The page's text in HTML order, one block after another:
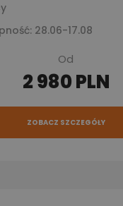
28.06-17.08
Od
2 980 PLN
ZOBACZ SZCZEGÓŁY